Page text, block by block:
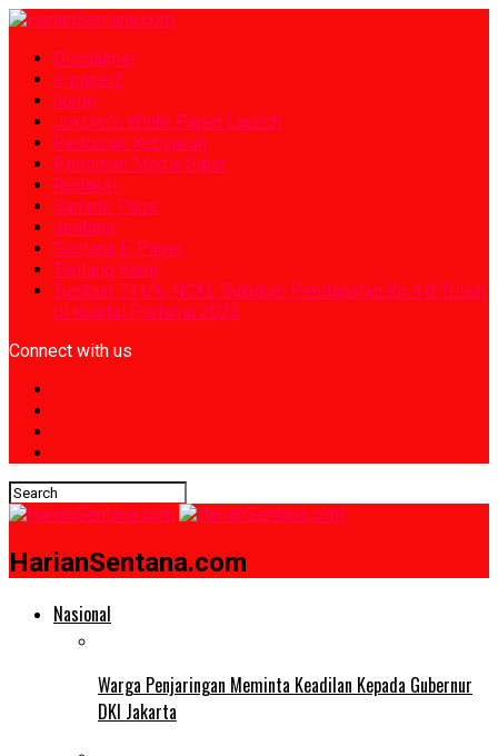
Disclaimer
e-paper2
home
Jokowi’s White Paper Launch
Pedoman Kebijakan
Pedoman Media Siber
Redaksi
Sample Page
sentana
Sentana E-Paper
Tentang Kami
Tumbuh 74,6%, NCKL Bukukan Pendapatan Rp 4,8 Triliun
di Kuartal Pertama 2023
Connect with us
HarianSentana.com
Nasional
Warga Penjaringan Meminta Keadilan Kepada Gubernur
DKI Jakarta